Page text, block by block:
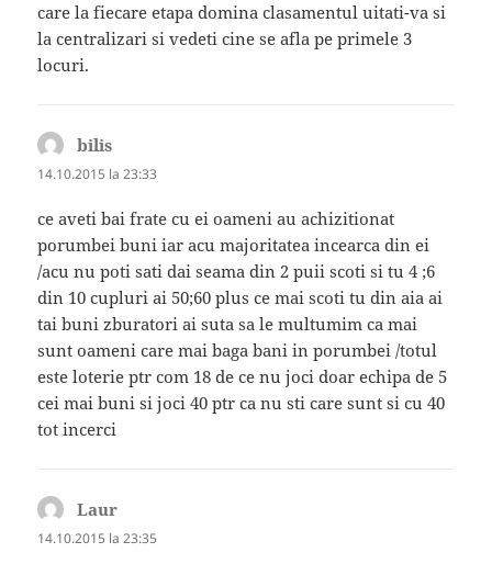
care la fiecare etapa domina clasamentul uitati-va si
la centralizari si vedeti cine se afla pe primele 3
locuri.
bilis
14.10.2015 la 23:33
ce aveti bai frate cu ei oameni au achizitionat
porumbei buni iar acu majoritatea incearca din ei
/acu nu poti sati dai seama din 2 puii scoti si tu 4 ;6
din 10 cupluri ai 50;60 plus ce mai scoti tu din aia ai
tai buni zburatori ai suta sa le multumim ca mai
sunt oameni care mai baga bani in porumbei /totul
este loterie ptr com 18 de ce nu joci doar echipa de 5
cei mai buni si joci 40 ptr ca nu sti care sunt si cu 40
tot incerci
Laur
14.10.2015 la 23:35